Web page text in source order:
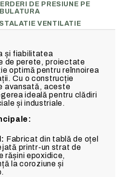
DE PRESIUNE PE
VENTILATIE
și fiabilitatea
de perete, proiectate
optimă pentru reînnoirea
Cu o construcție
avansată, aceste
ideală pentru clădiri
și industriale.
Fabricat din tablă de oțel
printr-un strat de
rășini epoxidice,
la coroziune și